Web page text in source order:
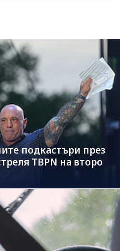
подкастъри през
TBPN на второ